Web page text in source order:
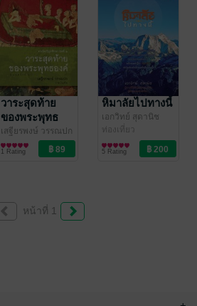
วาระสุดท้าย
ของพระพุทธ
องค์
เสฐียรพงษ์ วรรณปก
/ สำนักพิมพ์มติชน
ความเชื่อและ
ศาสนา/พระเครื่อง
1 Rating
หิมาลัยไปทางนี้
เอกวิทย์ สุดานิช
ท่องเที่ยว
5 Rating
หน้าที่ 1